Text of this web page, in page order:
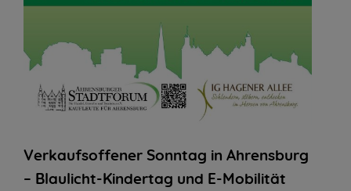
Verkaufsoffener Sonntag in Ahrensburg
– Blaulicht-Kindertag und E-Mobilität